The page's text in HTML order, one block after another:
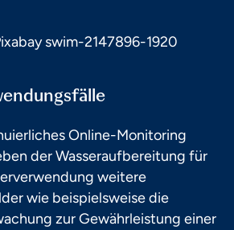
swim-2147896-1920
Online-Monitoring
der Wasseraufbereitung für
weitere
wie beispielsweise die
zur Gewährleistung einer